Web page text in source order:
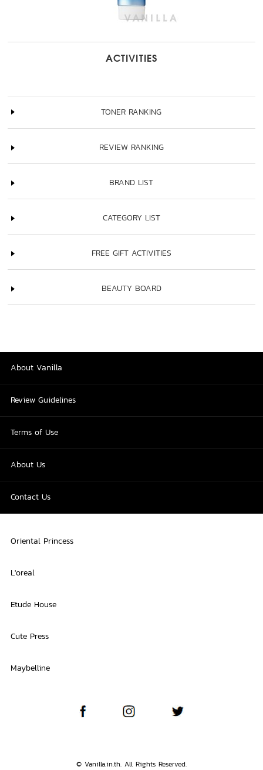
ACTIVITIES
TONER RANKING
REVIEW RANKING
BRAND LIST
CATEGORY LIST
FREE GIFT ACTIVITIES
BEAUTY BOARD
About Vanilla
Review Guidelines
Terms of Use
About Us
Contact Us
Oriental Princess
L'oreal
Etude House
Cute Press
Maybelline
© Vanilla.in.th. All Rights Reserved.